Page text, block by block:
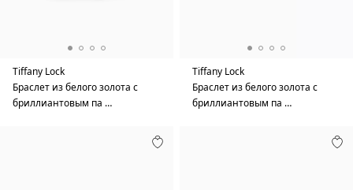
Tiffany Lock
Браслет из белого золота с
бриллиантовым па …
Tiffany Lock
Браслет из белого золота с
бриллиантовым па …